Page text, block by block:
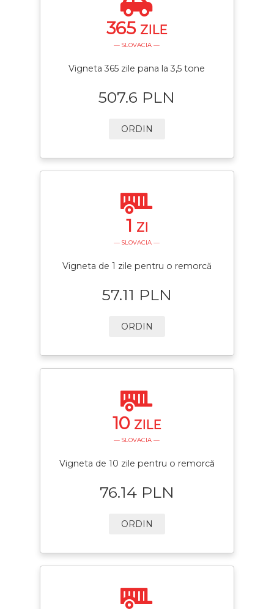
365 ZILE
— SLOVACIA —
Vigneta 365 zile pana la 3,5 tone
507.6 PLN
ORDIN
1 ZI
— SLOVACIA —
Vigneta de 1 zile pentru o remorcă
57.11 PLN
ORDIN
10 ZILE
— SLOVACIA —
Vigneta de 10 zile pentru o remorcă
76.14 PLN
ORDIN